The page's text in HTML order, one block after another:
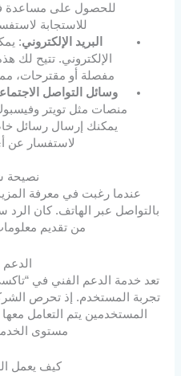
للحصول على مساعدة
للاستجابة
البريد الإلكتروني:
الإلكتروني. تتيح لك
مفصلة أو مقترحات،
وسائل التواصل
منصات مثل تويتر
يمكنك إرسال رسائل
لاستفسار عن
نصيحة
عندما رغبت في معرفة
بالتواصل عبر الهاتف. كان الرد
من تقديم
تعد خدمة الدعم الفني في
تجربة المستخدم. إذ تحرص
المستخدمين يتم التعامل
مستوى
كيف يعمل